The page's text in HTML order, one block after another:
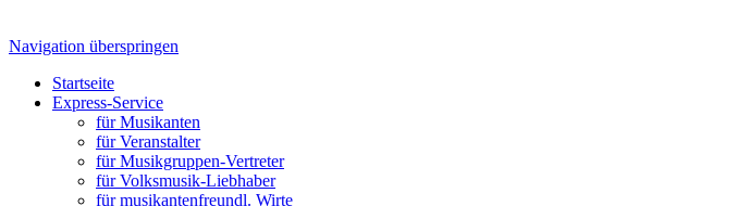
Navigation überspringen
Startseite
Express-Service
für Musikanten
für Veranstalter
für Musikgruppen-Vertreter
für Volksmusik-Liebhaber
für musikantenfreundl. Wirte